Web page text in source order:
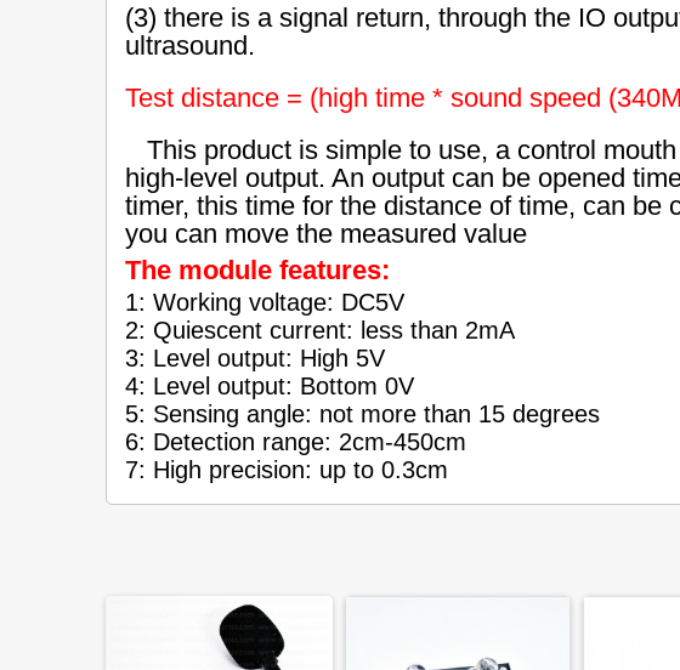
(3) there is a signal return, through the IO
ultrasound.
Test distance = (high time * sound speed
This product is simple to use, a control
high-level output. An output can be opened
timer, this time for the distance of time, can
you can move the measured value
The module features:
1: Working voltage: DC5V
2: Quiescent current: less than 2mA
3: Level output: High 5V
4: Level output: Bottom 0V
5: Sensing angle: not more than 15 degrees
6: Detection range: 2cm-450cm
7: High precision: up to 0.3cm